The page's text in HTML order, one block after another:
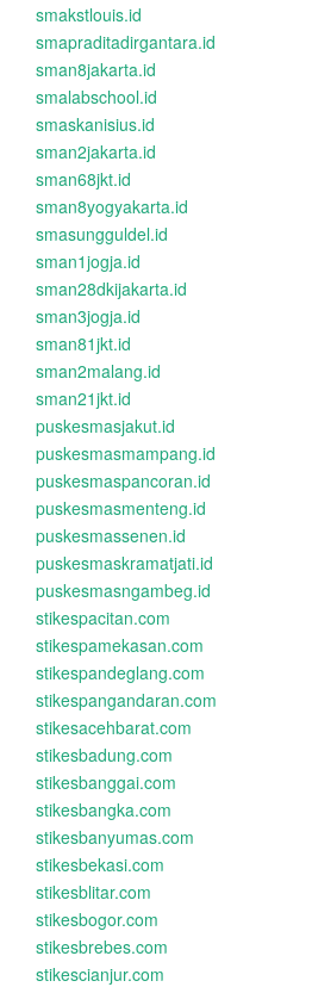
smakstlouis.id
smapraditadirgantara.id
sman8jakarta.id
smalabschool.id
smaskanisius.id
sman2jakarta.id
sman68jkt.id
sman8yogyakarta.id
smasungguldel.id
sman1jogja.id
sman28dkijakarta.id
sman3jogja.id
sman81jkt.id
sman2malang.id
sman21jkt.id
puskesmasjakut.id
puskesmasmampang.id
puskesmaspancoran.id
puskesmasmenteng.id
puskesmassenen.id
puskesmaskramatjati.id
puskesmasngambeg.id
stikespacitan.com
stikespamekasan.com
stikespandeglang.com
stikespangandaran.com
stikesacehbarat.com
stikesbadung.com
stikesbanggai.com
stikesbangka.com
stikesbanyumas.com
stikesbekasi.com
stikesblitar.com
stikesbogor.com
stikesbrebes.com
stikescianjur.com